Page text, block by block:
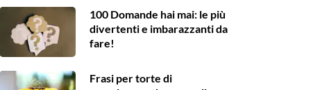
100 Domande hai mai: le più
divertenti e imbarazzanti da
fare!
Frasi per torte di